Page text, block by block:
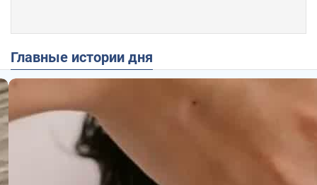
Главные истории дня